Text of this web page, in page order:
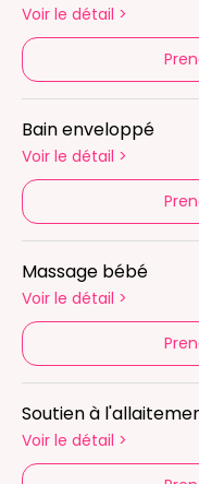
Voir le détail >
Bain enveloppé
Voir le détail >
Massage bébé
Voir le détail >
Soutien à
Voir le détail >